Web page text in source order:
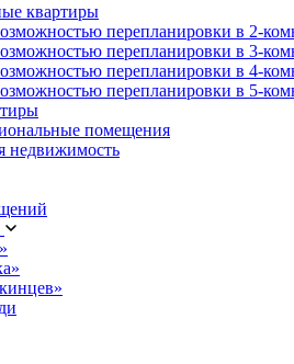
квартиры
перепланировки в 2-
перепланировки в 3-
перепланировки в 4-
перепланировки в 5-
помещения
недвижимость